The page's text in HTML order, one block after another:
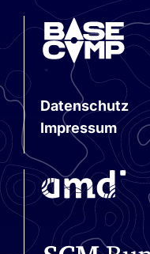
Datenschutz
Impressum